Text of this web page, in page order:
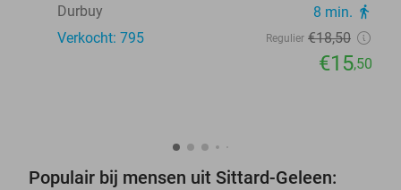
Durbuy 8 min. directions_walk
Verkocht: 795 Regulier €18,50
€15,50
Populair bij mensen uit Sittard-Geleen: